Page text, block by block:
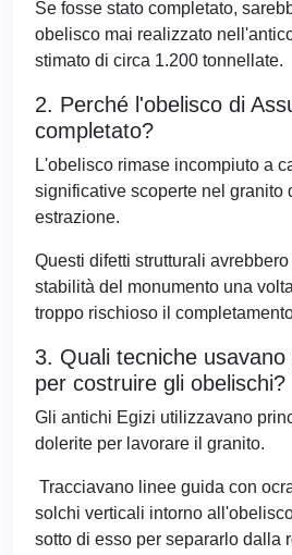
Se fosse stato completato,
obelisco mai realizzato
stimato di circa 1.200 tonnellate.
2. Perché l'obelisco di
completato?
L'obelisco rimase incompiuto a
significative scoperte nel granito
estrazione.
Questi difetti strutturali
stabilità del monumento una
troppo rischioso il
3. Quali tecniche usavano
per costruire gli obelischi?
Gli antichi Egizi utilizzavano
dolerite per lavorare il granito.
Tracciavano linee guida con
solchi verticali intorno
sotto di esso per separarlo dalla